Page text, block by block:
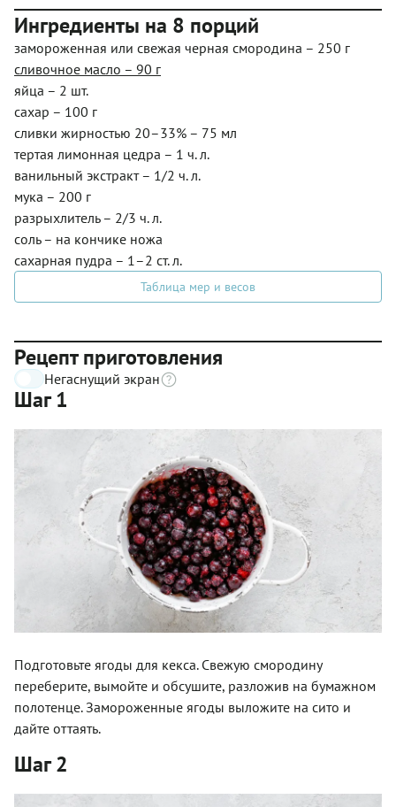
Ингредиенты на 8 порций
замороженная или свежая черная смородина – 250 г
сливочное масло – 90 г
яйца – 2 шт.
сахар – 100 г
сливки жирностью 20–33% – 75 мл
тертая лимонная цедра – 1 ч. л.
ванильный экстракт – 1/2 ч. л.
мука – 200 г
разрыхлитель – 2/3 ч. л.
соль – на кончике ножа
сахарная пудра – 1–2 ст. л.
Таблица мер и весов
Рецепт приготовления
Негаснущий экран
Шаг 1
Подготовьте ягоды для кекса. Свежую смородину
переберите, вымойте и обсушите, разложив на бумажном
полотенце. Замороженные ягоды выложите на сито и
дайте оттаять.
Шаг 2